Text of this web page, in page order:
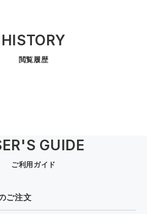
HISTORY
閲覧履歴
GUIDE
ご利用ガイド
ご注文